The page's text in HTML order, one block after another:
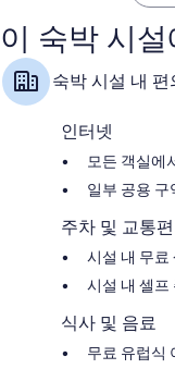
륭
해
요,
이
용
이 숙박 시
숙박 시설 내 편
인터넷
모든 객실에
일부 공용 구
주차 및 교통편
시설 내 무료
시설 내 셀프
식사 및 음료
무료 유럽식